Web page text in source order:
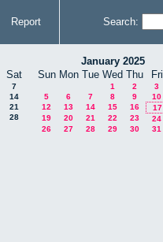
Report Search:
Sat
7
14
21
28
January 2025
Sun Mon Tue Wed Thu Fri
1 2 3
5
6 7 8 9 10
12
13 14 15 16 17
19
20 21 22 23 24
26
27 28 29 30 31